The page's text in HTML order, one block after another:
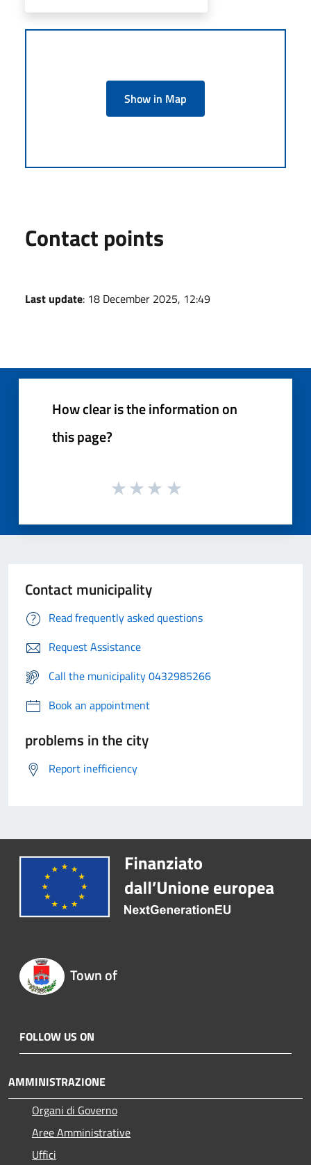
Show in Map
Contact points
Last update: 18 December 2025, 12:49
How clear is the information on
this page?
Contact municipality
Read frequently asked questions
Request Assistance
Call the municipality 0432985266
Book an appointment
problems in the city
Report inefficiency
Town of
FOLLOW US ON
AMMINISTRAZIONE
Organi di Governo
Aree Amministrative
Uffici